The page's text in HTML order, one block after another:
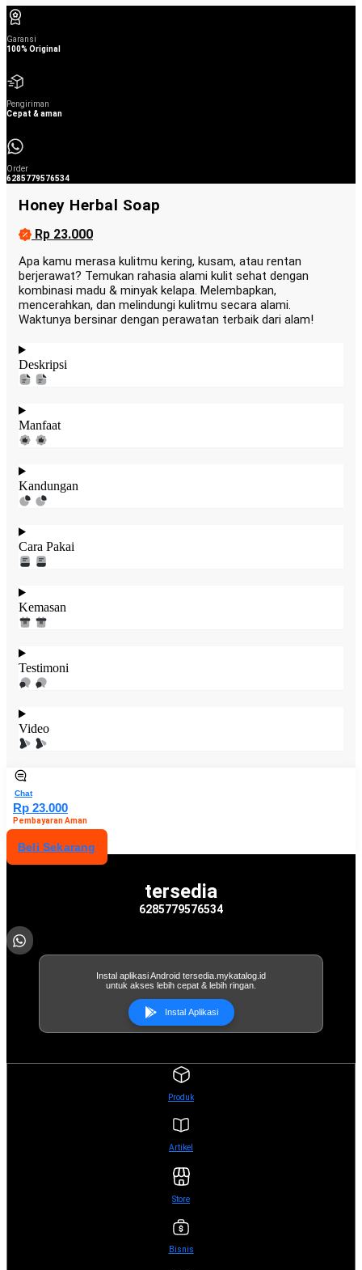
Garansi
100% Original
Pengiriman
Cepat & aman
Order
6285779576534
Honey Herbal Soap
Rp 23.000
Apa kamu merasa kulitmu kering, kusam, atau rentan
berjerawat? Temukan rahasia alami kulit sehat dengan
kombinasi madu & minyak kelapa. Melembapkan,
mencerahkan, dan melindungi kulitmu secara alami.
Waktunya bersinar dengan perawatan terbaik dari alam!
Deskripsi
Manfaat
Kandungan
Cara Pakai
Kemasan
Testimoni
Video
Chat
Rp 23.000
Pembayaran Aman
Beli Sekarang
tersedia
6285779576534
Instal aplikasi Android tersedia.mykatalog.id
untuk akses lebih cepat & lebih ringan.
Instal Aplikasi
Produk
Artikel
Store
Bisnis